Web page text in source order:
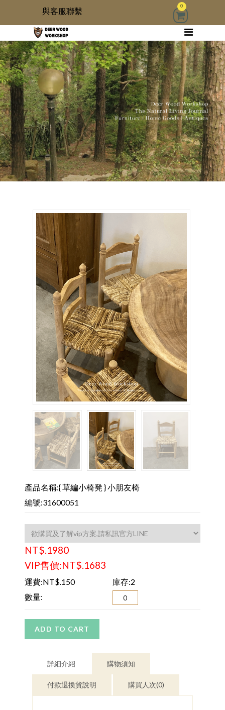
家具
木雜貨
生活器具
古物道具
居家修繕道具材料
關於我們
客製化相簿
與客服聯繫
0
產品名稱:{ 草編小椅凳 } 小朋友椅
編號:31600051
NT$.1980
VIP售價:NT$.1683
運費:NT$.150
庫存:2
數量:
ADD TO CART
詳細介紹 購物須知
付款退換貨說明 購買人次(0)